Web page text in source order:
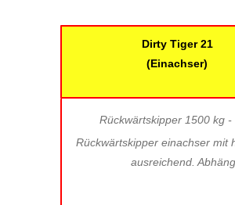
Dirty Tiger 21
(Einachser)
Rückwärtskipper 1500 kg
Rückwärtskipper einachser mit
ausreichend.